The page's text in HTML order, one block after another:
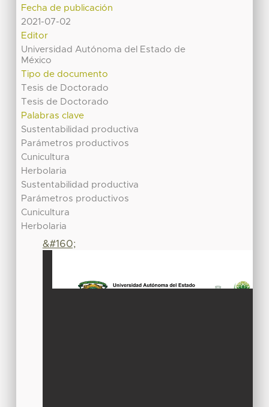
Fecha de publicación
2021-07-02
Editor
Universidad Autónoma del Estado de
México
Tipo de documento
Tesis de Doctorado
Tesis de Doctorado
Palabras clave
Sustentabilidad productiva
Parámetros productivos
Cunicultura
Herbolaria
Sustentabilidad productiva
Parámetros productivos
Cunicultura
Herbolaria
&#160;